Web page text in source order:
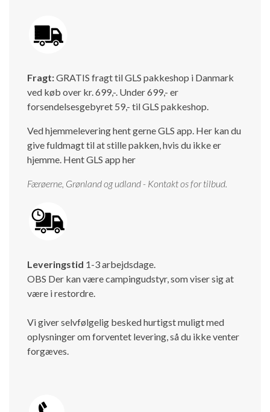
GPDR - Optagelse af foto og video
Fragt:GRATIS fragt til GLS pakkeshop i Danmark
ved køb over kr. 699,-. Under 699,- er
forsendelsesgebyret 59,- til GLS pakkeshop.
Ved hjemmelevering hent gerne GLS app. Her kan du
give fuldmagt til at stille pakken, hvis du ikke er
hjemme. Hent GLS app her
Færøerne, Grønland og udland - Kontakt os for tilbud.
Leveringstid 1-3 arbejdsdage.
OBS Der kan være campingudstyr, som viser sig at
være i restordre.
Vi giver selvfølgelig besked hurtigst muligt med
oplysninger om forventet levering, så du ikke venter
forgæves.